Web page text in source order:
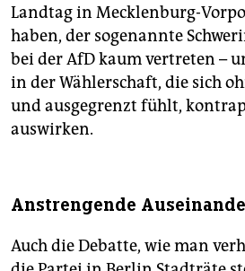
Landtag in Mecklenburg-
haben, der sogenannte
bei der AfD kaum vertreten –
in der Wählerschaft, die sich
und ausgegrenzt fühlt,
auswirken.
Anstrengende
Auch die Debatte, wie man